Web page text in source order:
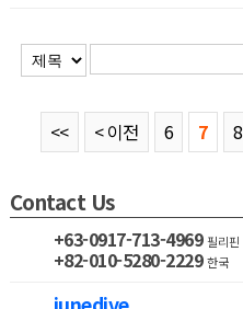
<< < 이전 6 7 8
Contact Us
+63-0917-713-4969 필리핀
+82-010-5280-2229 한국